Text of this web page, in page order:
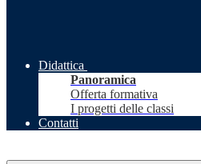
Didattica
Panoramica
Offerta formativa
I progetti delle classi
Contatti